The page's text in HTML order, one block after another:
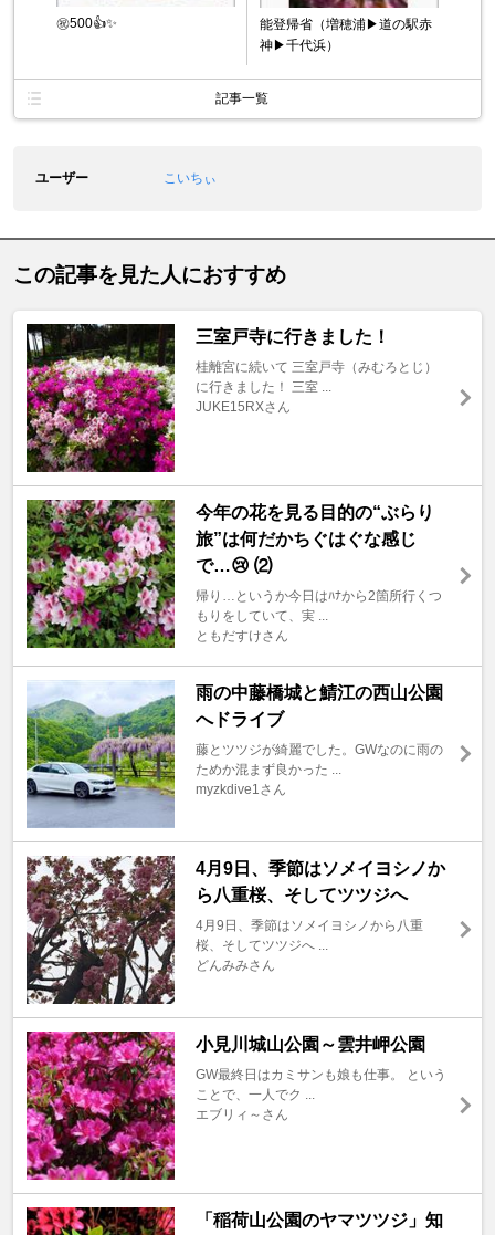
㊗️500👍✨
能登帰省（増穂浦▶道の駅赤
神▶千代浜）
記事一覧
ユーザー こいちぃ
この記事を見た人におすすめ
三室戸寺に行きました！
桂離宮に続いて 三室戸寺（みむろとじ）
に行きました！ 三室 ...
JUKE15RXさん
今年の花を見る目的の“ぶらり
旅”は何だかちぐはぐな感じ
で…😢 ⑵
帰り…というか今日はﾊﾅから2箇所行くつ
もりをしていて、実 ...
ともだすけさん
雨の中藤橋城と鯖江の西山公園
へドライブ
藤とツツジが綺麗でした。GWなのに雨の
ためか混まず良かった ...
myzkdive1さん
4月9日、季節はソメイヨシノか
ら八重桜、そしてツツジへ
4月9日、季節はソメイヨシノから八重
桜、そしてツツジへ ...
どんみみさん
小見川城山公園～雲井岬公園
GW最終日はカミサンも娘も仕事。 という
ことで、一人でク ...
エブリィ～さん
「稲荷山公園のヤマツツジ」知